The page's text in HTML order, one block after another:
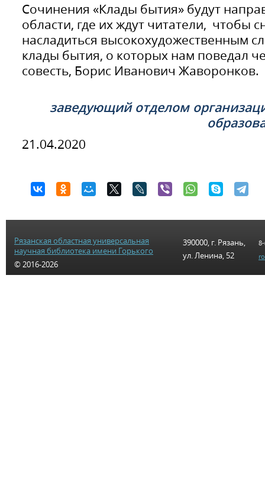
Сочинения «Клады бытия» будут
области, где их ждут читатели, чтобы
насладиться высокохудожественным
клады бытия, о которых нам поведал
совесть, Борис Иванович Жаворонков.
заведующий отделом
21.04.2020
Рязанская областная универсальная
научная библиотека имени Горького
© 2016-2026
390000, г. Рязань,
ул. Ленина, 52